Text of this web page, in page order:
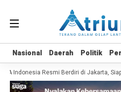
Nasional Daerah Politik
Nasional Daerah Politik
Indonesia Resmi Berdiri di Jakarta,